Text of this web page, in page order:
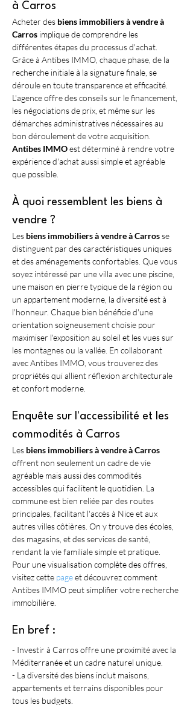
à Carros
Acheter des biens immobiliers à vendre à
Carros implique de comprendre les
différentes étapes du processus d'achat.
Grâce à Antibes IMMO, chaque phase, de la
recherche initiale à la signature finale, se
déroule en toute transparence et efficacité.
L'agence offre des conseils sur le financement,
les négociations de prix, et même sur les
démarches administratives nécessaires au
bon déroulement de votre acquisition.
Antibes IMMO est déterminé à rendre votre
expérience d'achat aussi simple et agréable
que possible.
À quoi ressemblent les biens à
vendre ?
Les biens immobiliers à vendre à Carros se
distinguent par des caractéristiques uniques
et des aménagements confortables. Que vous
soyez intéressé par une villa avec une piscine,
une maison en pierre typique de la région ou
un appartement moderne, la diversité est à
l'honneur. Chaque bien bénéficie d'une
orientation soigneusement choisie pour
maximiser l'exposition au soleil et les vues sur
les montagnes ou la vallée. En collaborant
avec Antibes IMMO, vous trouverez des
propriétés qui allient réflexion architecturale
et confort moderne.
Enquête sur l'accessibilité et les
commodités à Carros
Les biens immobiliers à vendre à Carros
offrent non seulement un cadre de vie
agréable mais aussi des commodités
accessibles qui facilitent le quotidien. La
commune est bien reliée par des routes
principales, facilitant l'accès à Nice et aux
autres villes côtières. On y trouve des écoles,
des magasins, et des services de santé,
rendant la vie familiale simple et pratique.
Pour une visualisation complète des offres,
visitez cette page et découvrez comment
Antibes IMMO peut simplifier votre recherche
immobilière.
En bref :
- Investir à Carros offre une proximité avec la
Méditerranée et un cadre naturel unique.
- La diversité des biens inclut maisons,
appartements et terrains disponibles pour
tous les budgets.